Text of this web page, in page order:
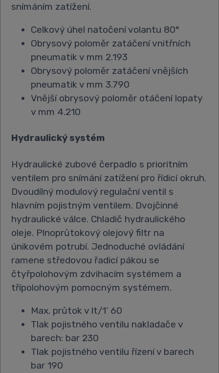
snímáním zatížení.
Celkový úhel natočení volantu 80°
Obrysový poloměr zatáčení vnitřních
pneumatik v mm 2.193
Obrysový poloměr zatáčení vnějších
pneumatik v mm 3.790
Vnější obrysový poloměr otáčení lopaty
v mm 4.210
Hydraulický systém
Hydraulické zubové čerpadlo s prioritním
ventilem pro snímání zatížení pro řídicí okruh.
Dvoudílný modulový regulační ventil s
hlavním pojistným ventilem. Dvojčinné
hydraulické válce. Chladič hydraulického
oleje. Plnoprůtokový olejový filtr na
únikovém potrubí. Jednoduché ovládání
ramene středovou řadicí pákou se
čtyřpolohovým zdvihacím systémem a
třípolohovým pomocným systémem.
Max. průtok v lt/1’ 60
Tlak pojistného ventilu nakladače v
barech: bar 230
Tlak pojistného ventilu řízení v barech
bar 190